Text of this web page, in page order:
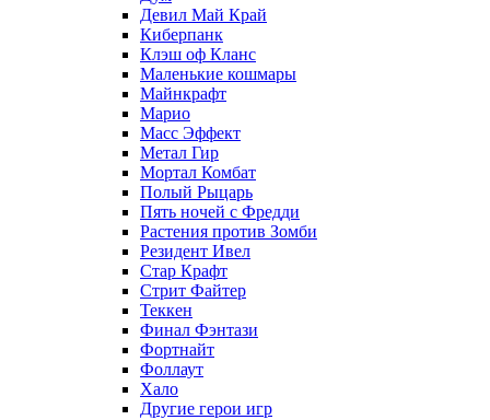
Девил Май Край
Киберпанк
Клэш оф Кланс
Маленькие кошмары
Майнкрафт
Марио
Масс Эффект
Метал Гир
Мортал Комбат
Полый Рыцарь
Пять ночей с Фредди
Растения против Зомби
Резидент Ивел
Стар Крафт
Стрит Файтер
Теккен
Финал Фэнтази
Фортнайт
Фоллаут
Хало
Другие герои игр